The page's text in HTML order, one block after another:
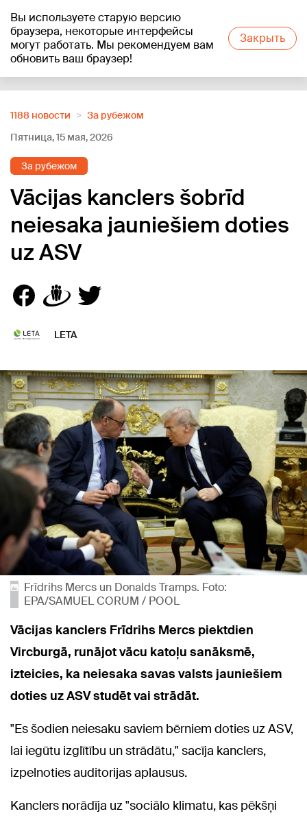
Вы используете старую версию
браузера, некоторые интерфейсы
могут работать. Мы рекомендуем вам
обновить ваш браузер!
Закрыть
+12°C
1188 новости
За рубежом
Пятница, 15 мая, 2026
За рубежом
Vācijas kanclers šobrīd
neiesaka jauniešiem doties
uz ASV
LETA
Frīdrihs Mercs un Donalds Tramps. Foto:
EPA/SAMUEL CORUM / POOL
Vācijas kanclers Frīdrihs Mercs piektdien
Vircburgā, runājot vācu katoļu sanāksmē,
izteicies, ka neiesaka savas valsts jauniešiem
doties uz ASV studēt vai strādāt.
"Es šodien neiesaku saviem bērniem doties uz ASV,
lai iegūtu izglītību un strādātu," sacīja kanclers,
izpelnoties auditorijas aplausus.
Kanclers norādīja uz "sociālo klimatu, kas pēkšņi